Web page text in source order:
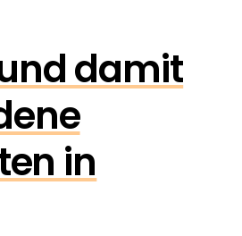
damit
in